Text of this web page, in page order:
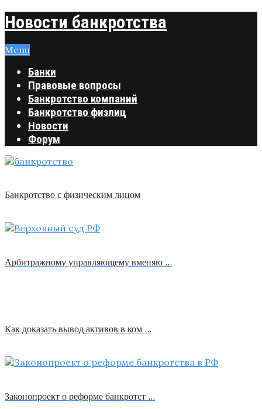
Новости банкротства
Menu
Банки
Правовые вопросы
Банкротство компаний
Банкротство физлиц
Новости
Форум
Банкротство с физическим лицом
Арбитражному управляющему вменяю …
Как доказать вывод активов в ком …
Законопроект о реформе банкротст …